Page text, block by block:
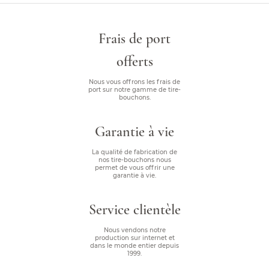
Frais de port
offerts
Nous vous offrons les frais de
port sur notre gamme de tire-
bouchons.
Garantie à vie
La qualité de fabrication de
nos tire-bouchons nous
permet de vous offrir une
garantie à vie.
Service clientèle
Nous vendons notre
production sur internet et
dans le monde entier depuis
1999.